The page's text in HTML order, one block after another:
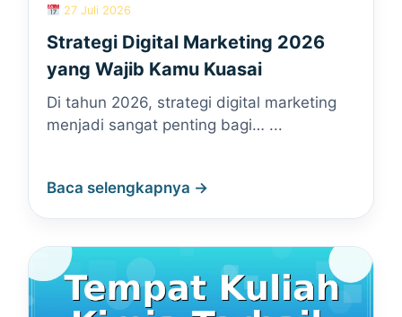
27 Juli 2026
Strategi Digital Marketing 2026
yang Wajib Kamu Kuasai
Di tahun 2026, strategi digital marketing
menjadi sangat penting bagi… ...
Baca selengkapnya →